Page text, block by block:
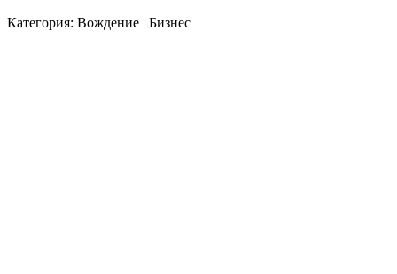
Категория: Вождение | Бизнес